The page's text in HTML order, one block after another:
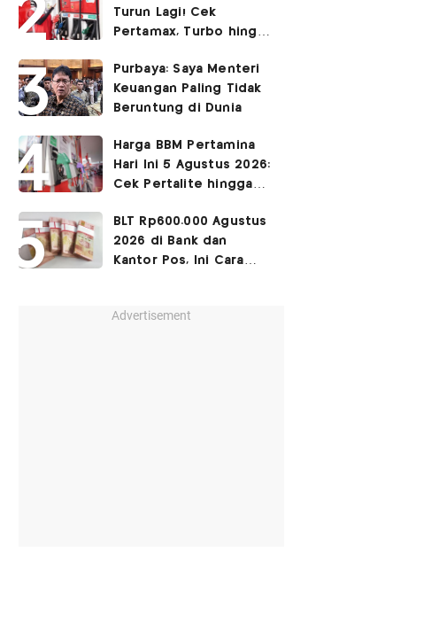
Turun Lagi! Cek
Pertamax, Turbo hingga
Agustus 2026
Purbaya: Saya Menteri
Keuangan Paling Tidak
Beruntung di Dunia
Harga BBM Pertamina
Hari Ini 5 Agustus 2026:
Cek Pertalite hingga
Turun
BLT Rp600.000 Agustus
2026 di Bank dan
Kantor Pos, Ini Cara
Advertisement